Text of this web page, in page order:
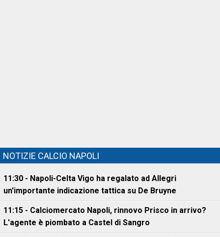
NOTIZIE CALCIO NAPOLI
11:30 - Napoli-Celta Vigo ha regalato ad Allegri
un'importante indicazione tattica su De Bruyne
11:15 - Calciomercato Napoli, rinnovo Prisco in arrivo?
L'agente è piombato a Castel di Sangro